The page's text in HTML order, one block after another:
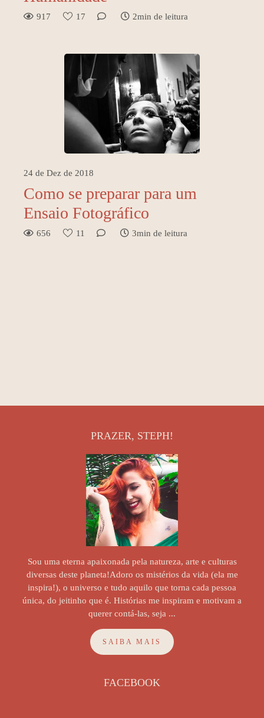
917 17 2min de leitura
24 de Dez de 2018
Como se preparar para um
Ensaio Fotográfico
656 11 3min de leitura
PRAZER, STEPH!
Sou uma eterna apaixonada pela natureza, arte e culturas
diversas deste planeta!Adoro os mistérios da vida (ela me
inspira!), o universo e tudo aquilo que torna cada pessoa
única, do jeitinho que é. Histórias me inspiram e motivam a
querer contá-las, seja ...
SAIBA MAIS
FACEBOOK